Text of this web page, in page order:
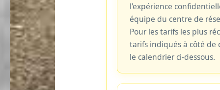
l'expérience
équipe du centre de
Pour les tarifs les plus
tarifs indiqués à côté de
le calendrier ci-dessous.